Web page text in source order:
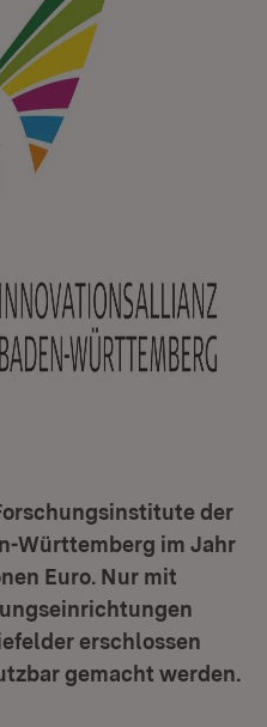
der
Württemberg im Jahr
Euro. Nur mit
erschlossen
gemacht werden.